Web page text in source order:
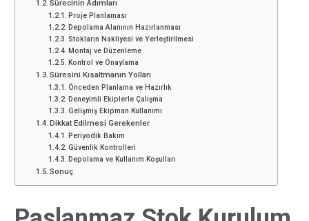
Sürecinin Adımları
Proje Planlaması
Depolama Alanının Hazırlanması
Stokların Nakliyesi ve Yerleştirilmesi
Montaj ve Düzenleme
Kontrol ve Onaylama
Süresini Kısaltmanın Yolları
Önceden Planlama ve Hazırlık
Deneyimli Ekiplerle Çalışma
Gelişmiş Ekipman Kullanımı
Dikkat Edilmesi Gerekenler
Periyodik Bakım
Güvenlik Kontrolleri
Depolama ve Kullanım Koşulları
Sonuç